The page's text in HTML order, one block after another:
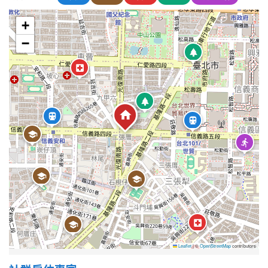
屋齡
不拘
5 年以下
5-10 年 10-20 年
20-30 年 30-40 年
40 年以上
售價
+
−
Leaflet|©OpenStreetMapcontributors